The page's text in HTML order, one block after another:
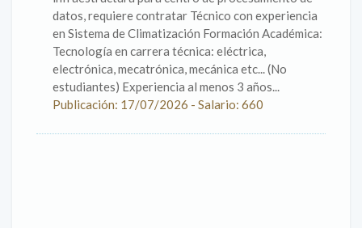
datos, requiere contratar Técnico con experiencia
en Sistema de Climatización Formación Académica:
Tecnología en carrera técnica: eléctrica,
electrónica, mecatrónica, mecánica etc... (No
estudiantes) Experiencia al menos 3 años...
Publicación: 17/07/2026 - Salario: 660